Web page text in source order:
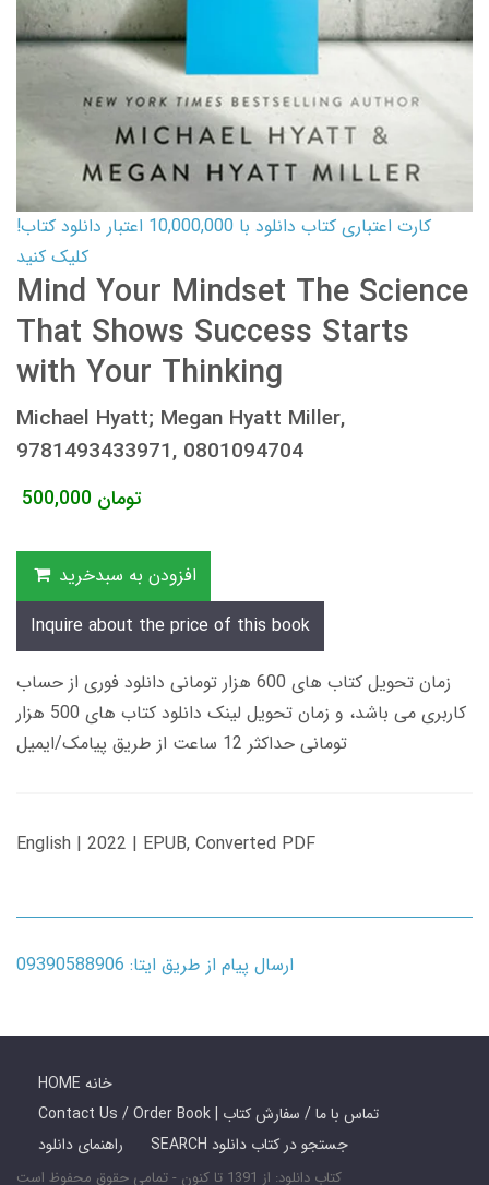
کارت اعتباری کتاب دانلود با 10,000,000 اعتبار دانلود کتاب!
کلیک کنید
Mind Your Mindset The Science
That Shows Success Starts
with Your Thinking
Michael Hyatt; Megan Hyatt Miller,
9781493433971, 0801094704
500,000 تومان
افزودن به سبدخرید
Inquire about the price of this book
زمان تحویل کتاب های 600 هزار تومانی دانلود فوری از حساب
کاربری می باشد، و زمان تحویل لینک دانلود کتاب های 500 هزار
تومانی حداکثر 12 ساعت از طریق پیامک/ایمیل
English | 2022 | EPUB, Converted PDF
ارسال پیام از طریق ایتا: 09390588906
HOME خانه
Contact Us / Order Book | تماس با ما / سفارش کتاب
راهنمای دانلود
SEARCH جستجو در کتاب دانلود
کتاب دانلود: از 1391 تا کنون - تمامی حقوق محفوظ است